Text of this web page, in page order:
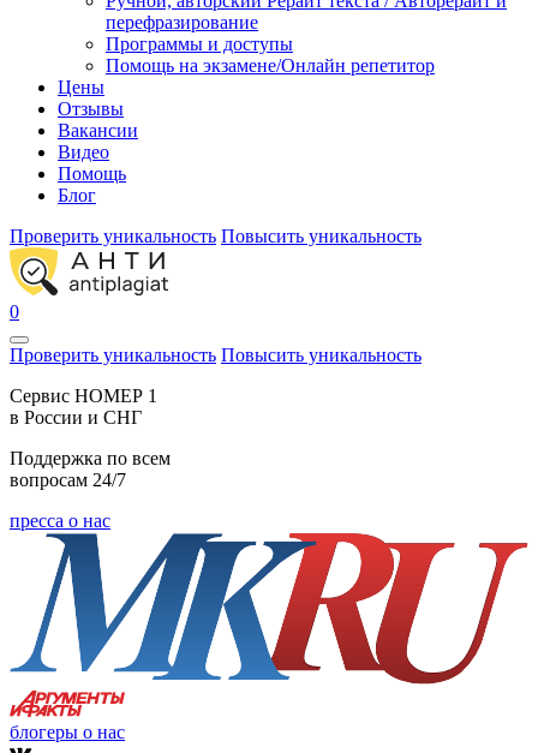
перефразирование
Программы и доступы
Помощь на экзамене/Онлайн репетитор
Цены
Отзывы
Вакансии
Видео
Помощь
Блог
Проверить уникальность Повысить уникальность
0
Проверить уникальность Повысить уникальность
Cервис НОМЕР 1
в России и СНГ
Поддержка по всем
вопросам 24/7
пресса о нас
блогеры о нас